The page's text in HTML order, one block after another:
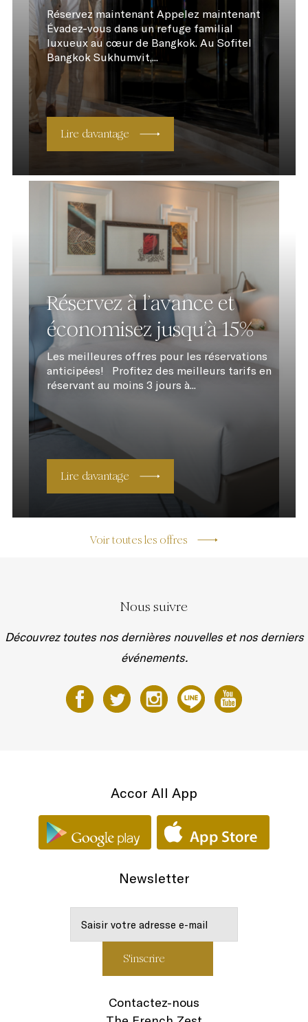
Réservez maintenant Appelez maintenant
Évadez-vous dans un refuge familial
luxueux au cœur de Bangkok. Au Sofitel
Bangkok Sukhumvit,...
Lire davantage
Réservez à l’avance et
économisez jusqu’à 15%
Les meilleures offres pour les réservations
anticipées! Profitez des meilleurs tarifs en
réservant au moins 3 jours à...
Lire davantage
Voir toutes les offres
Nous suivre
Découvrez toutes nos dernières nouvelles et nos derniers
événements.
Accor All App
Newsletter
Contactez-nous